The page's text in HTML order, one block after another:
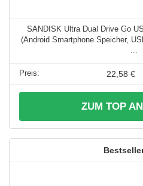
SANDISK Ultra Dual Drive Go
(Android Smartphone Speicher,
22,58 €
ZUM TOP